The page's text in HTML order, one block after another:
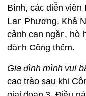
Bình, các diễn viên
Lan Phương, Khả
cảnh can ngăn, hò
đánh Công thêm.
Gia đình mình vui
cao trào sau khi